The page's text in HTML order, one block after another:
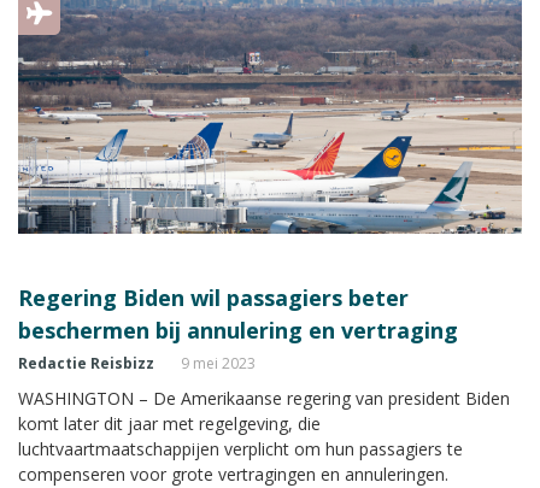
Regering Biden wil passagiers beter
beschermen bij annulering en vertraging
Redactie Reisbizz 9 mei 2023
WASHINGTON – De Amerikaanse regering van president Biden
komt later dit jaar met regelgeving, die
luchtvaartmaatschappijen verplicht om hun passagiers te
compenseren voor grote vertragingen en annuleringen.